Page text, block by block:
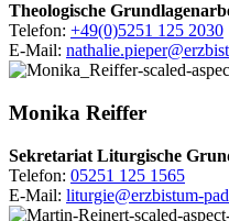
Theologische
Telefon: +49(0)5251 125 2030
E-Mail:
Monika Reiffer
Sekretariat Liturgische
Telefon: 05251 125 1565
E-Mail: liturgie@erzbistum-